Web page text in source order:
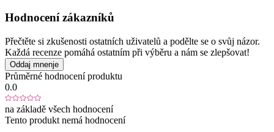
Hodnocení zákazníků
Přečtěte si zkušenosti ostatních uživatelů a podělte se o svůj názor.
Každá recenze pomáhá ostatním při výběru a nám se zlepšovat!
Oddaj mnenje
Průměrné hodnocení produktu
0.0
na základě všech hodnocení
Tento produkt nemá hodnocení